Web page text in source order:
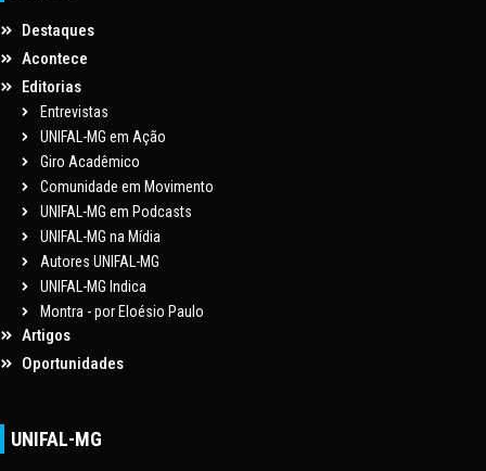
Destaques
Acontece
Editorias
Entrevistas
UNIFAL-MG em Ação
Giro Acadêmico
Comunidade em Movimento
UNIFAL-MG em Podcasts
UNIFAL-MG na Mídia
Autores UNIFAL-MG
UNIFAL-MG Indica
Montra - por Eloésio Paulo
Artigos
Oportunidades
UNIFAL-MG